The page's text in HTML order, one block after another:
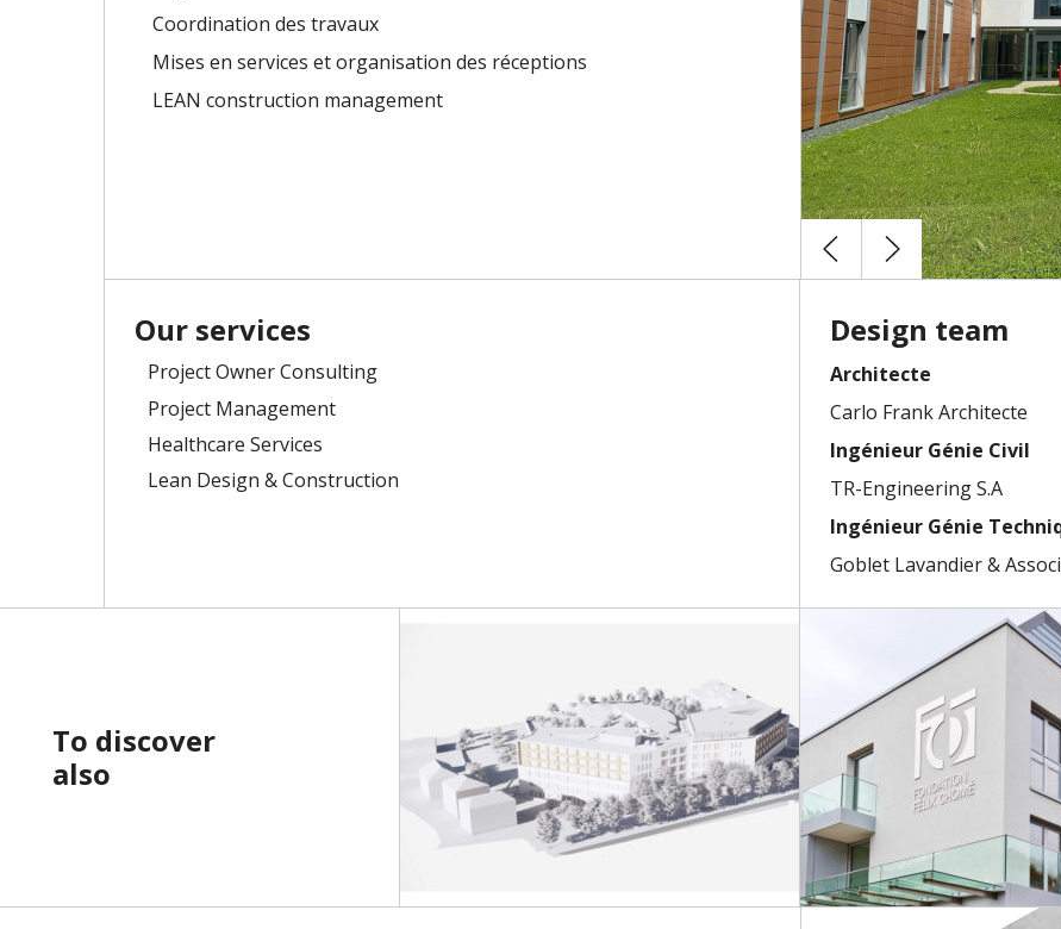
Coordination des travaux
Mises en services et organisation des réceptions
LEAN construction management
Our services
Project Owner Consulting
Project Management
Healthcare Services
Lean Design & Construction
Design team
Architecte
Carlo Frank Architecte
Ingénieur Génie Civil
TR-Engineering S.A
Ingénieur Génie
Goblet Lavandier &
To discover
also